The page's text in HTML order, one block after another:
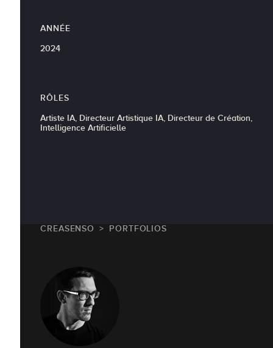
ANNÉE
2024
RÔLES
Artiste IA, Directeur Artistique IA, Directeur de Création,
Intelligence Artificielle
CREASENSO PORTFOLIOS